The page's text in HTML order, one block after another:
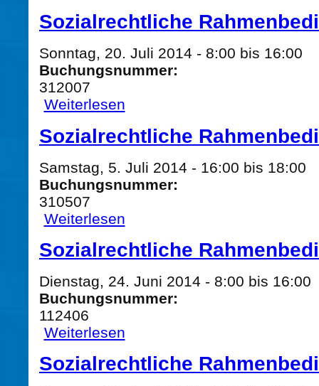
Sozialrechtliche
Sonntag, 20. Juli 2014 - 8:00 bis 16:00
Buchungsnummer:
312007
Weiterlesen
Sozialrechtliche
Samstag, 5. Juli 2014 - 16:00 bis 18:00
Buchungsnummer:
310507
Weiterlesen
Sozialrechtliche
Dienstag, 24. Juni 2014 - 8:00 bis 16:00
Buchungsnummer:
112406
Weiterlesen
Sozialrechtliche